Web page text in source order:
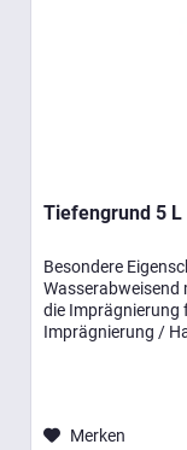
Tiefengrund 5 L
Besondere
die Imprägnierung
Imprägnierung /
Merken